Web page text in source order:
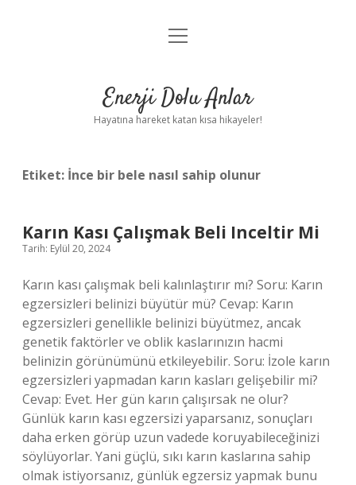
Anasayfa
Yasal Uyarı
menüyü
Enerji Dolu Anlar
Hayatına hareket katan kısa hikayeler!
Etiket: İnce bir bele nasıl sahip olunur
Karın Kası Çalışmak Beli Inceltir Mi
Tarih: Eylül 20, 2024
Karın kası çalışmak beli kalınlaştırır mı? Soru: Karın
egzersizleri belinizi büyütür mü? Cevap: Karın
egzersizleri genellikle belinizi büyütmez, ancak
genetik faktörler ve oblik kaslarınızın hacmi
belinizin görünümünü etkileyebilir. Soru: İzole karın
egzersizleri yapmadan karın kasları gelişebilir mi?
Cevap: Evet. Her gün karın çalışırsak ne olur?
Günlük karın kası egzersizi yaparsanız, sonuçları
daha erken görüp uzun vadede koruyabileceğinizi
söylüyorlar. Yani güçlü, sıkı karın kaslarına sahip
olmak istiyorsanız, günlük egzersiz yapmak bunu